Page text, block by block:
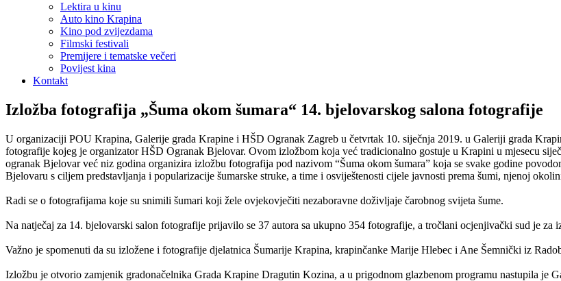
Lektira u kinu
Auto kino Krapina
Kino pod zvijezdama
Filmski festivali
Premijere i tematske večeri
Povijest kina
Kontakt
Izložba fotografija „Šuma okom šumara“ 14. bjelovarskog salona fotografije
U organizaciji POU Krapina, Galerije grada Krapine i HŠD Ogranak Zagreb u četvrtak 10. siječnja 2019. u Galeriji grada
fotografije kojeg je organizator HŠD Ogranak Bjelovar. Ovom izložbom koja već tradicionalno gostuje u Krapini u mjesecu
ogranak Bjelovar već niz godina organizira izložbu fotografija pod nazivom “Šuma okom šumara” koja se svake godine
Bjelovaru s ciljem predstavljanja i popularizacije šumarske struke, a time i osviještenosti cijele javnosti prema šumi, njenoj
Radi se o fotografijama koje su snimili šumari koji žele ovjekovječiti nezaboravne doživljaje čarobnog svijeta šume.
Na natječaj za 14. bjelovarski salon fotografije prijavilo se 37 autora sa ukupno 354 fotografije, a tročlani ocjenjivački sud je za
Važno je spomenuti da su izložene i fotografije djelatnica Šumarije Krapina, krapinčanke Marije Hlebec i Ane Šemnički iz
Izložbu je otvorio zamjenik gradonačelnika Grada Krapine Dragutin Kozina, a u prigodnom glazbenom programu nastupila je